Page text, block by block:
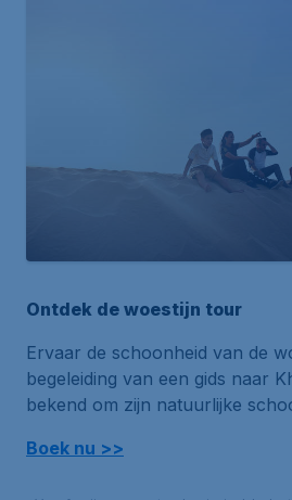
Ontdek de woestijn tour
Ervaar de schoonheid van de
begeleiding van een gids naar
bekend om zijn natuurlijke
Boek nu >>